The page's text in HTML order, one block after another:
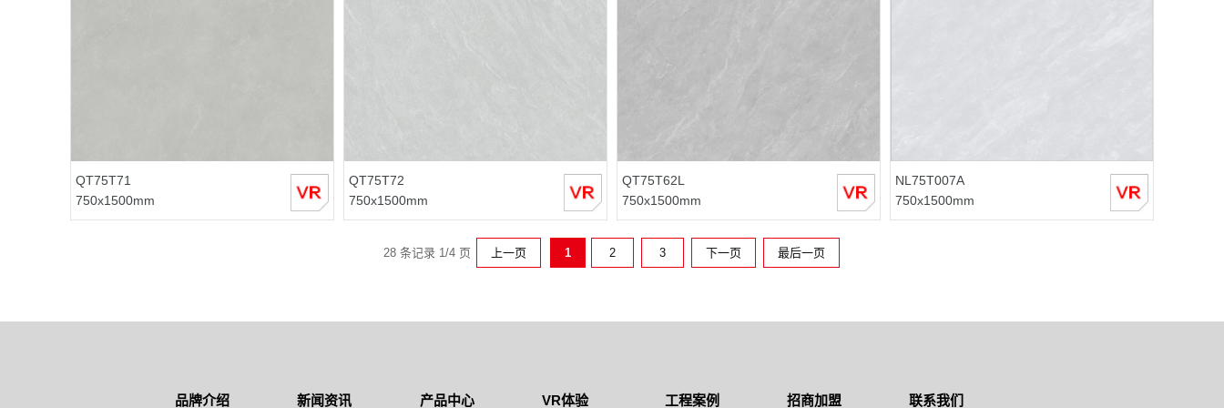
QT75T71
750x1500mm
QT75T72
750x1500mm
QT75T62L
750x1500mm
NL75T007A
750x1500mm
28 条记录 1/4 页 上一页 1 2 3 下一页 最后一页
品牌介绍 新闻资讯 产品中心 VR体验 工程案例 招商加盟 联系我们